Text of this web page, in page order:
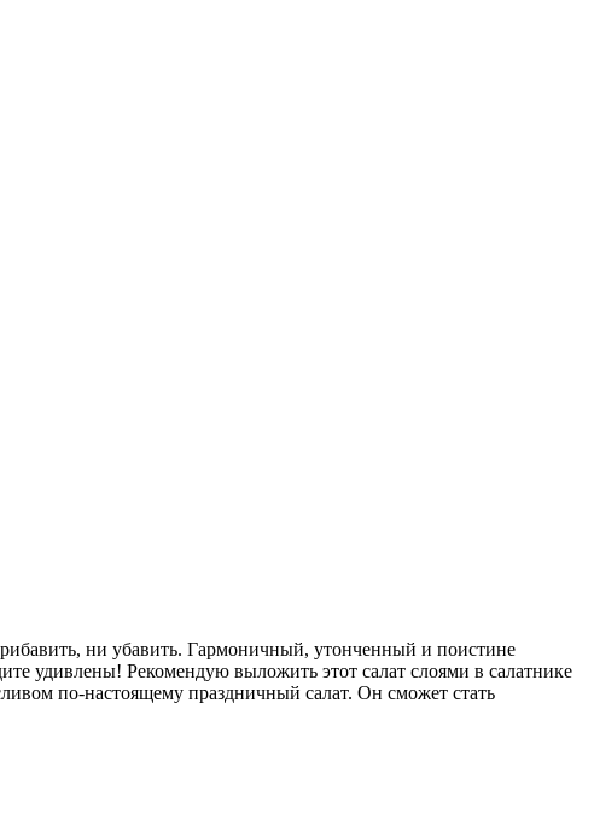
ни убавить. Гармоничный, утонченный и поистине
удивлены! Рекомендую выложить этот салат слоями в салатнике
по-настоящему праздничный салат. Он сможет стать